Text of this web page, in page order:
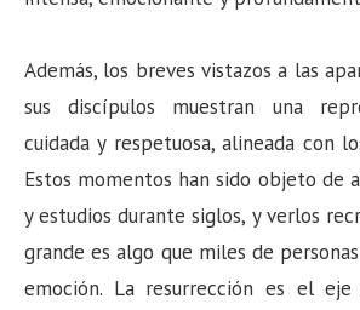
Además, los breves vistazos a las
sus discípulos muestran una
cuidada y respetuosa, alineada con
Estos momentos han sido objeto de
y estudios durante siglos, y verlos
grande es algo que miles de
emoción. La resurrección es el